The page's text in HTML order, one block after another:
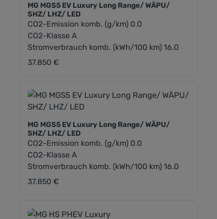
MG MGS5 EV Luxury Long Range/ WÄPU/
SHZ/ LHZ/ LED
CO2-Emission komb. (g/km) 0.0
CO2-Klasse A
Stromverbrauch komb. (kWh/100 km) 16.0
Regulärer Preis:
37.850 €
MG MGS5 EV Luxury Long Range/ WÄPU/
SHZ/ LHZ/ LED
CO2-Emission komb. (g/km) 0.0
CO2-Klasse A
Stromverbrauch komb. (kWh/100 km) 16.0
Regulärer Preis:
37.850 €